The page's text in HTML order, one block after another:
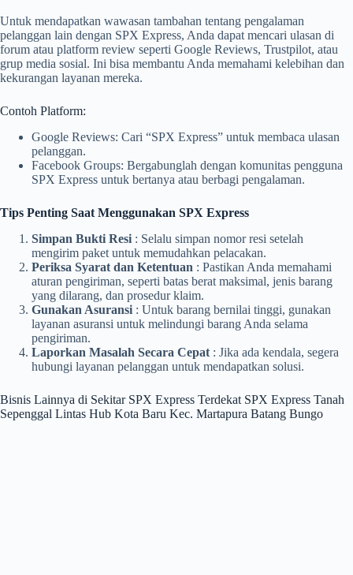
Untuk mendapatkan wawasan tambahan tentang pengalaman
pelanggan lain dengan SPX Express, Anda dapat mencari ulasan di
forum atau platform review seperti Google Reviews, Trustpilot, atau
grup media sosial. Ini bisa membantu Anda memahami kelebihan dan
kekurangan layanan mereka.
Contoh Platform:
Google Reviews: Cari “SPX Express” untuk membaca ulasan
pelanggan.
Facebook Groups: Bergabunglah dengan komunitas pengguna
SPX Express untuk bertanya atau berbagi pengalaman.
Tips Penting Saat Menggunakan SPX Express
Simpan Bukti Resi : Selalu simpan nomor resi setelah
mengirim paket untuk memudahkan pelacakan.
Periksa Syarat dan Ketentuan : Pastikan Anda memahami
aturan pengiriman, seperti batas berat maksimal, jenis barang
yang dilarang, dan prosedur klaim.
Gunakan Asuransi : Untuk barang bernilai tinggi, gunakan
layanan asuransi untuk melindungi barang Anda selama
pengiriman.
Laporkan Masalah Secara Cepat : Jika ada kendala, segera
hubungi layanan pelanggan untuk mendapatkan solusi.
Bisnis Lainnya di Sekitar SPX Express Terdekat SPX Express Tanah
Sepenggal Lintas Hub Kota Baru Kec. Martapura Batang Bungo